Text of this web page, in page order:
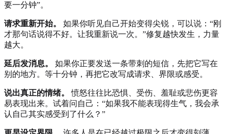
要一分钟”。
请求重新开始。
如果你听见自己开始变得尖锐，可以说：“刚
才那句话说得不好。让我重新说一次。”修复越快发生，力量
越大。
延后发消息。
如果你正要发送一条带刺的短信，先把它写在
别的地方。等十分钟，再把它改写成请求、界限或感受。
说出真正的情绪。
愤怒往往比恐惧、受伤、羞耻或悲伤更容
易表现出来。试着问自己：“如果我不能表现得生气，我会承
认自己其实感受到了什么？”